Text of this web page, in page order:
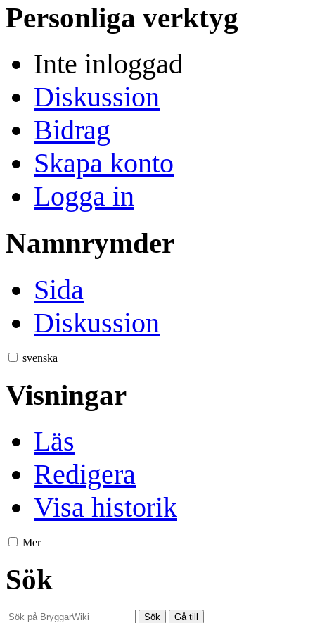
Personliga verktyg
Inte inloggad
Diskussion
Bidrag
Skapa konto
Logga in
Namnrymder
Sida
Diskussion
svenska
Visningar
Läs
Redigera
Visa historik
Mer
Sök